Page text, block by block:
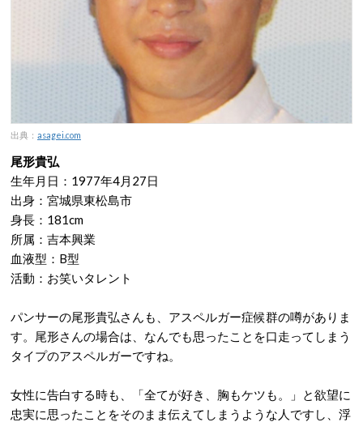
出典： asagei.com
尾形貴弘
生年月日：1977年4月27日
出身：宮城県東松島市
身長：181cm
所属：吉本興業
血液型：B型
活動：お笑いタレント
パンサーの尾形貴弘さんも、アスペルガー症候群の噂がありま
す。尾形さんの場合は、なんでも思ったことを口走ってしまう
タイプのアスペルガーですね。
女性に告白する時も、「全てが好き、胸もケツも。」と欲望に
忠実に思ったことをそのまま伝えてしまうような人ですし、浮